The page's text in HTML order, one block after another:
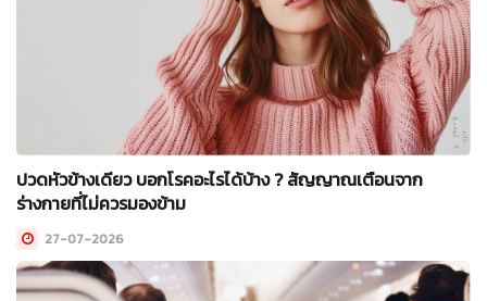
ปวดหัวข้างเดียว บอกโรคอะไรได้บ้าง ? สัญญาณเตือนจาก
ร่างกายที่ไม่ควรมองข้าม
27-07-2026